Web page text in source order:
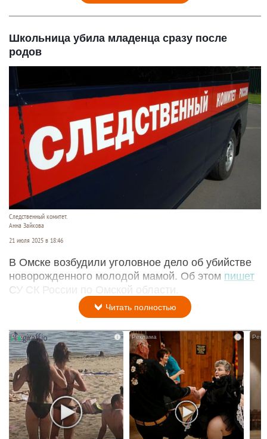
Школьница убила младенца сразу после
родов
Следственный комитет.
Анна Зайкова
21 июля 2025 в 18:46
В Омске возбудили уголовное дело об убийстве
новорожденного молодой мамой. Об этом пишет
СУ СК России по Омской области.
Читать полностью
i